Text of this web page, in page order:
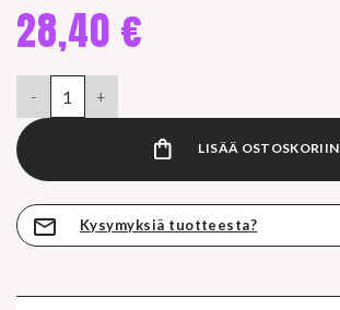
28,40 €
LISÄÄ OSTOSKORIIN
Kysymyksiä tuotteesta?